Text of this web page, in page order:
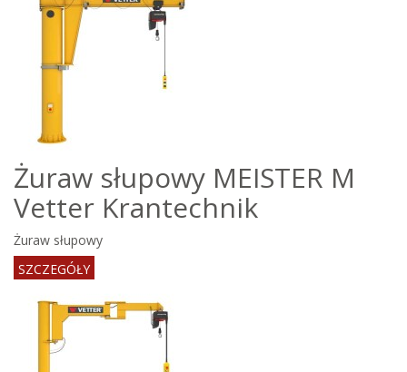
Żuraw słupowy MEISTER M
Vetter Krantechnik
Żuraw słupowy
SZCZEGÓŁY